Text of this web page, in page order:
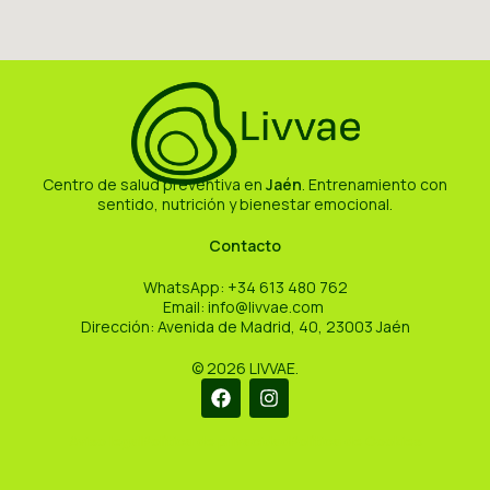
Centro de salud preventiva en Jaén. Entrenamiento con
sentido, nutrición y bienestar emocional.
Contacto
WhatsApp: +34 613 480 762
Email: info@livvae.com
Dirección: Avenida de Madrid, 40, 23003 Jaén
©2026 LIVVAE.